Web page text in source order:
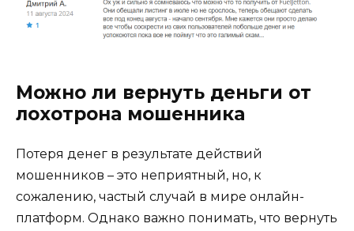
Можно ли вернуть деньги от
лохотрона мошенника
Потеря денег в результате действий
мошенников – это неприятный, но, к
сожалению, частый случай в мире онлайн-
платформ. Однако важно понимать, что вернуть